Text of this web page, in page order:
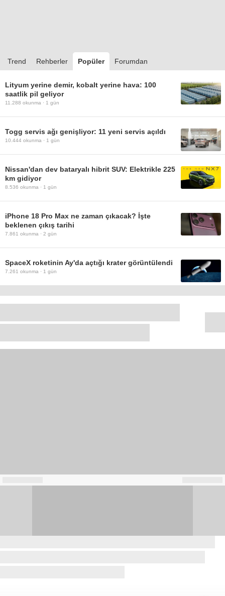
Trend Rehberler Popüler Forumdan
Lityum yerine demir, kobalt yerine hava: 100
saatlik pil geliyor
11.288 okunma · 1 gün
Togg servis ağı genişliyor: 11 yeni servis açıldı
10.444 okunma · 1 gün
Nissan'dan dev bataryalı hibrit SUV: Elektrikle 225
km gidiyor
8.536 okunma · 1 gün
iPhone 18 Pro Max ne zaman çıkacak? İşte
beklenen çıkış tarihi
7.861 okunma · 2 gün
SpaceX roketinin Ay'da açtığı krater görüntülendi
7.261 okunma · 1 gün